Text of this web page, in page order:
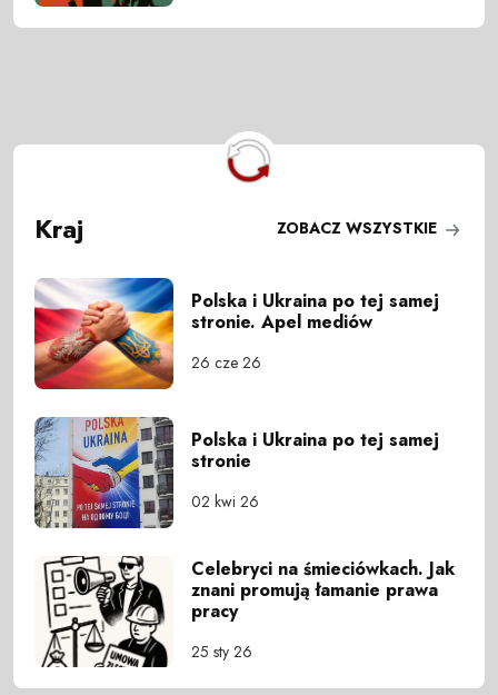
Kraj ZOBACZ WSZYSTKIE
Polska i Ukraina po tej samej
stronie. Apel mediów
26 cze 26
Polska i Ukraina po tej samej
stronie
02 kwi 26
Celebryci na śmieciówkach. Jak
znani promują łamanie prawa
pracy
25 sty 26